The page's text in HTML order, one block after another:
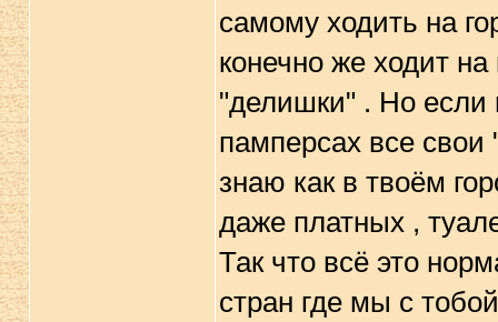
самому ходить на
конечно же ходит
"делишки" . Но
памперсах все
знаю как в твоём
даже платных ,
Так что всё это
стран где мы с